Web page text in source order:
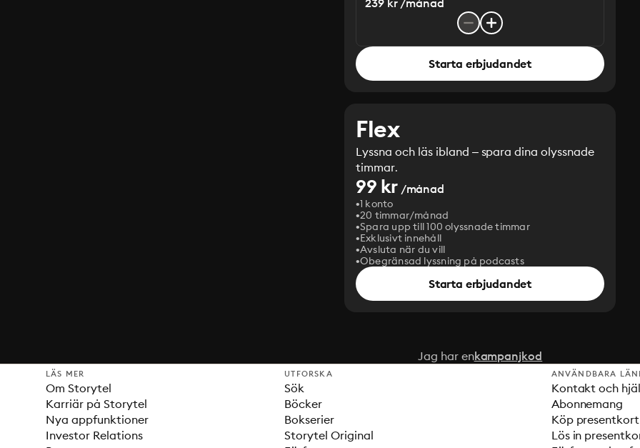
239 kr /månad
Starta erbjudandet
Flex
Lyssna och läs ibland – spara dina olyssnade
timmar.
99 kr/månad
1 konto
20 timmar/månad
Spara upp till 100 olyssnade timmar
Exklusivt innehåll
Avsluta när du vill
Obegränsad lyssning på podcasts
Starta erbjudandet
Jag har enkampanjkod
LÄS MER
Om Storytel
Karriär på Storytel
Nya appfunktioner
Investor Relations
UTFORSKA
Sök
Böcker
Bokserier
Storytel Original
ANVÄNDBARA
Kontakt och
Abonnemang
Köp presentkort
Lös in